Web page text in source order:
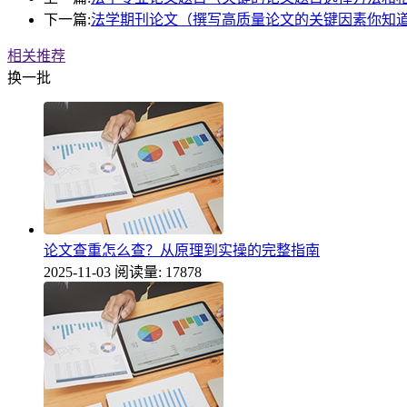
下一篇:法学期刊论文（撰写高质量论文的关键因素你知
相关推荐
换一批
论文查重怎么查？从原理到实操的完整指南
2025-11-03 阅读量: 17878